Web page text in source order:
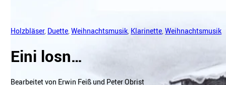
Holzbläser, Duette ,Weihnachtsmusik Klarinette ,Weihnachtsmusik
Eini losn…
Bearbeitet von Erwin Feiß und Peter Obrist